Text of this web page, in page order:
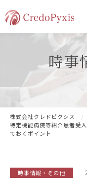
時事
株式会社クレドピクシス
特定機能病院等紹介患者受
ておくポイント
時事情報・その他